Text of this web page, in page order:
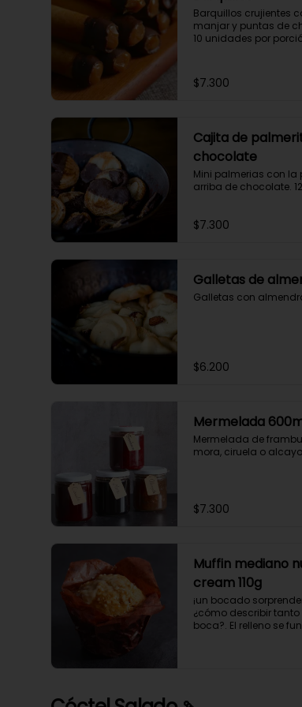
Barquillos crujientes
manjar y puntas de
10 unidades por
$7.300
Cajita de
chocolate
Mini palmerias con la
arriba de chocolate.
$7.300
Galletas de
Galletas con
$6.200
Mermelada
Mermelada de
mora, ciruela o
$7.300
Muffin mediano
cream 110g
¡un bocado
¿cómo describir tanto
boca?. El relleno se
potencia su masa